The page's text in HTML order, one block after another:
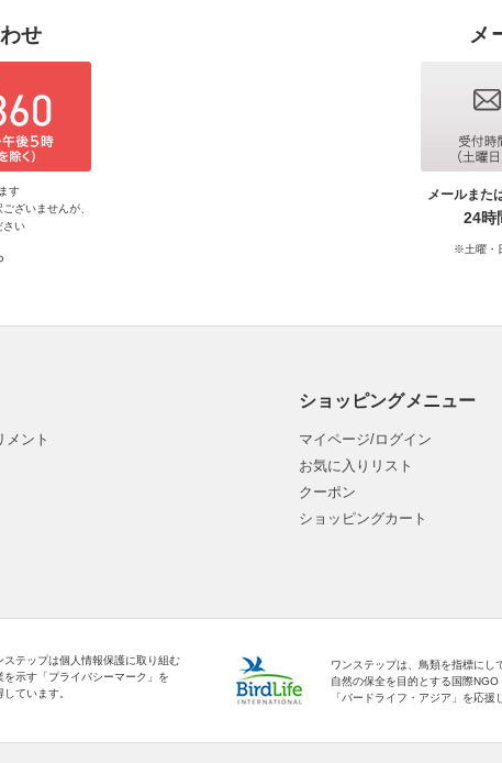
せ
す
ざいませんが、
さい
メ
メールまた
24時
※土曜・
メント
ショッピングメニュー
マイページ/ログイン
お気に入りリスト
クーポン
ショッピングカート
ステップは個人情報保護に取り組む
を示す「プライバシーマーク」を
しています。
ワンステップは、鳥類を指標にし
自然の保全を目的とする国際NGO
「バードライフ・アジア」を応援